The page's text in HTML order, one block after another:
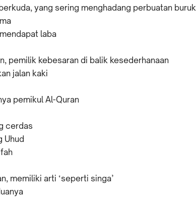
yang sering menghadang perbuatan buruk
laba
pemilik kebesaran di balik kesederhanaan
jalan kaki
pemikul Al-Quran
cerdas
Uhud
memiliki arti ‘seperti singa’